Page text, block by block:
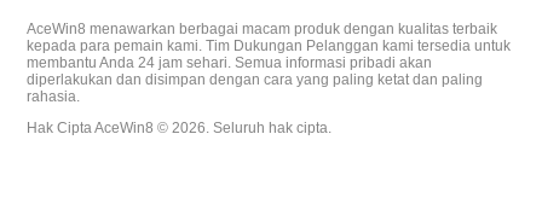
Desktop
AceWin8 menawarkan berbagai macam produk dengan kualitas terbaik
kepada para pemain kami. Tim Dukungan Pelanggan kami tersedia untuk
membantu Anda 24 jam sehari. Semua informasi pribadi akan
diperlakukan dan disimpan dengan cara yang paling ketat dan paling
rahasia.
Hak Cipta AceWin8 © 2026. Seluruh hak cipta.